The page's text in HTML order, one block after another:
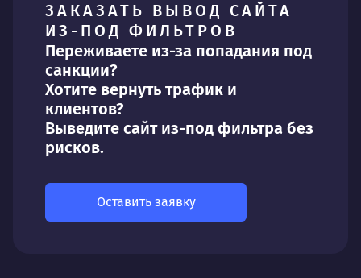
ЗАКАЗАТЬ ВЫВОД САЙТА
ИЗ-ПОД ФИЛЬТРОВ
Переживаете из-за попадания под
санкции?
Хотите вернуть трафик и
клиентов?
Выведите сайт из-под фильтра без
рисков.
Оставить заявку